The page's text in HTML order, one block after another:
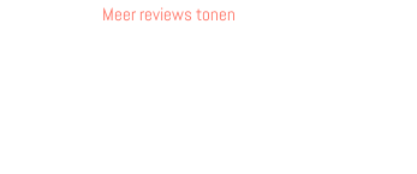
Meer reviews tonen